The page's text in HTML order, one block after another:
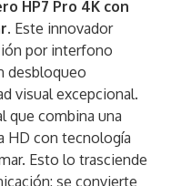
HP7 Pro 4K con
. Este innovador
por interfono
desbloqueo
visual excepcional.
que combina una
HD con tecnología
Esto lo trasciende
se convierte